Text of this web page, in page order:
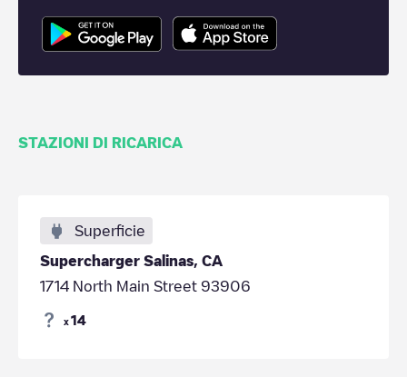
STAZIONI DI RICARICA
Superficie
Supercharger Salinas, CA
1714 North Main Street 93906
x 14